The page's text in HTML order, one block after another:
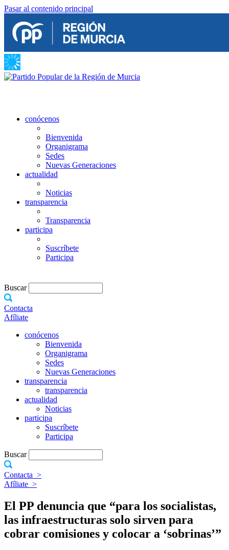
Pasar al contenido principal
conócenos
Bienvenida
Organigrama
Sedes
Nuevas Generaciones
actualidad
Noticias
transparencia
Transparencia
participa
Suscríbete
Participa
Buscar
Contacta
Afíliate
conócenos
Bienvenida
Organigrama
Sedes
Nuevas Generaciones
transparencia
transparencia
actualidad
Noticias
participa
Suscríbete
Participa
Buscar
Contacta >
Afíliate >
El PP denuncia que “para los socialistas,
las infraestructuras solo sirven para
cobrar comisiones y colocar a ‘sobrinas’”